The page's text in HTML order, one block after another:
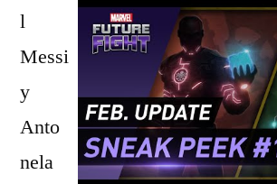
l
Messi
y
Anto
nela